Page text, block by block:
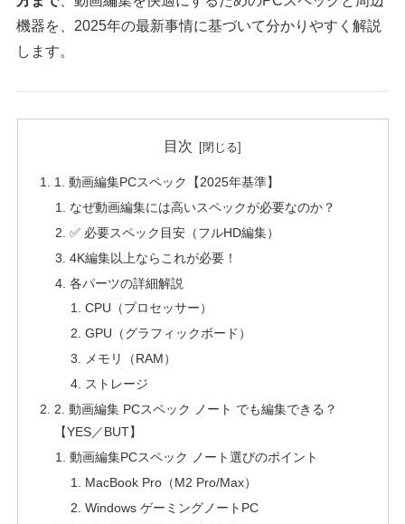
機器を、2025年の最新事情に基づいて分かりやすく解説
します。
目次
1. 動画編集PCスペック【2025年基準】
なぜ動画編集には高いスペックが必要なのか？
✅ 必要スペック目安（フルHD編集）
4K編集以上ならこれが必要！
各パーツの詳細解説
CPU（プロセッサー）
GPU（グラフィックボード）
メモリ（RAM）
ストレージ
2. 動画編集 PCスペック ノート でも編集できる？
【YES／BUT】
動画編集PCスペック ノート選びのポイント
MacBook Pro（M2 Pro/Max）
Windows ゲーミングノートPC